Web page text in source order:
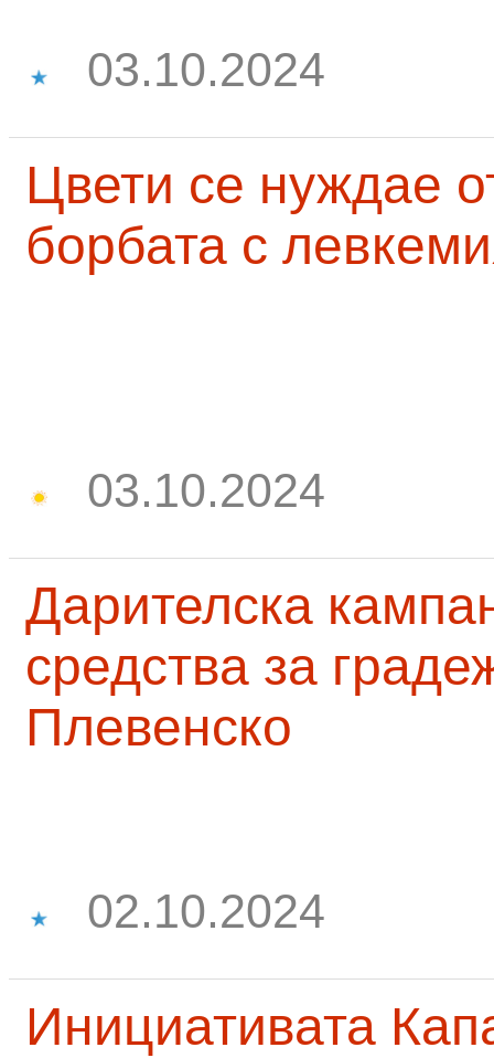
03.10.2024
Цвети се нуждае
борбата с
03.10.2024
Дарителска
средства за
Плевенско
02.10.2024
Инициативата